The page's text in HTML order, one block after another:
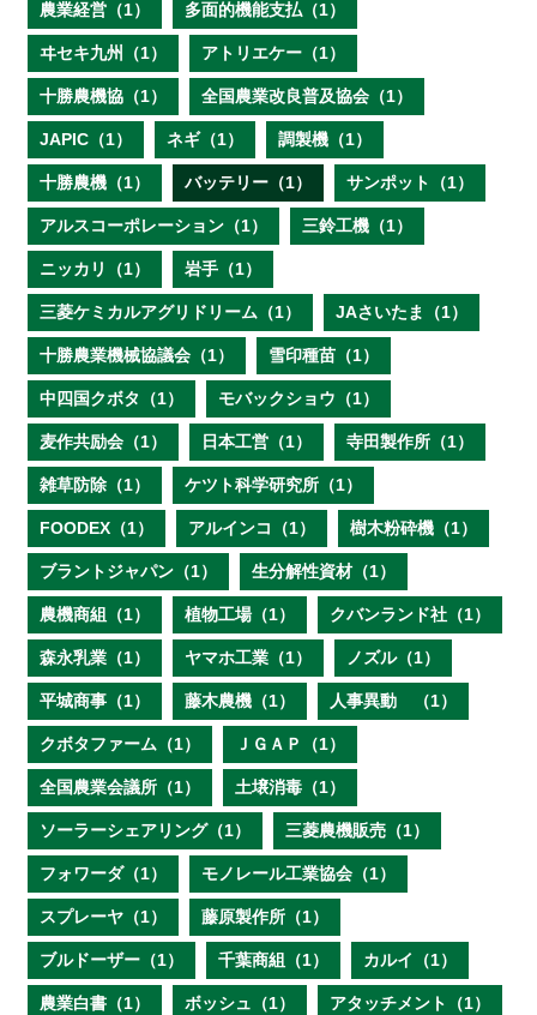
農業経営（1） 多面的機能支払（1）
ヰセキ九州（1） アトリエケー（1）
十勝農機協（1） 全国農業改良普及協会（1）
JAPIC（1） ネギ（1） 調製機（1）
十勝農機（1） バッテリー（1） サンポット（1）
アルスコーポレーション（1） 三鈴工機（1）
ニッカリ（1） 岩手（1）
三菱ケミカルアグリドリーム（1） JAさいたま（1）
十勝農業機械協議会（1） 雪印種苗（1）
中四国クボタ（1） モバックショウ（1）
麦作共励会（1） 日本工営（1） 寺田製作所（1）
雑草防除（1） ケツト科学研究所（1）
FOODEX（1） アルインコ（1） 樹木粉砕機（1）
ブラントジャパン（1） 生分解性資材（1）
農機商組（1） 植物工場（1） クバンランド社（1）
森永乳業（1） ヤマホ工業（1） ノズル（1）
平城商事（1） 藤木農機（1） 人事異動 （1）
クボタファーム（1） ＪＧＡＰ（1）
全国農業会議所（1） 土壌消毒（1）
ソーラーシェアリング（1） 三菱農機販売（1）
フォワーダ（1） モノレール工業協会（1）
スプレーヤ（1） 藤原製作所（1）
ブルドーザー（1） 千葉商組（1） カルイ（1）
農業白書（1） ボッシュ（1） アタッチメント（1）